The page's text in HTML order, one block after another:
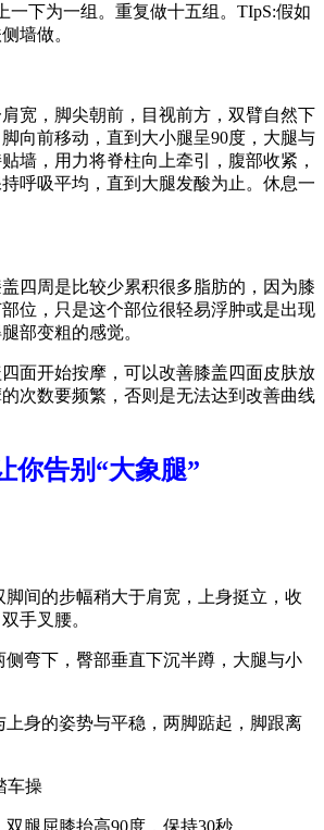
一下为一组。重复做十五组。TIpS:假如
墙做。
宽，脚尖朝前，目视前方，双臂自然下
向前移动，直到大小腿呈90度，大腿与
墙，用力将脊柱向上牵引，腹部收紧，
呼吸平均，直到大腿发酸为止。休息一
四周是比较少累积很多脂肪的，因为膝
位，只是这个部位很轻易浮肿或是出现
部变粗的感觉。
面开始按摩，可以改善膝盖四面皮肤放
次数要频繁，否则是无法达到改善曲线
你告别“大象腿”
脚间的步幅稍大于肩宽，上身挺立，收
手叉腰。
侧弯下，臀部垂直下沉半蹲，大腿与小
上身的姿势与平稳，两脚踮起，脚跟离
车操
腿屈膝抬高90度，保持30秒。